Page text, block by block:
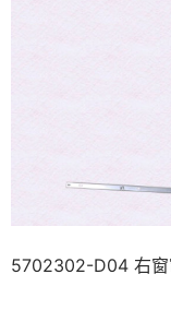
5702302-D04 右